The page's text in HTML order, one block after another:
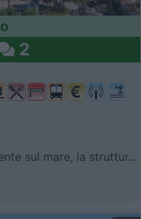
2
sul mare, la struttur...